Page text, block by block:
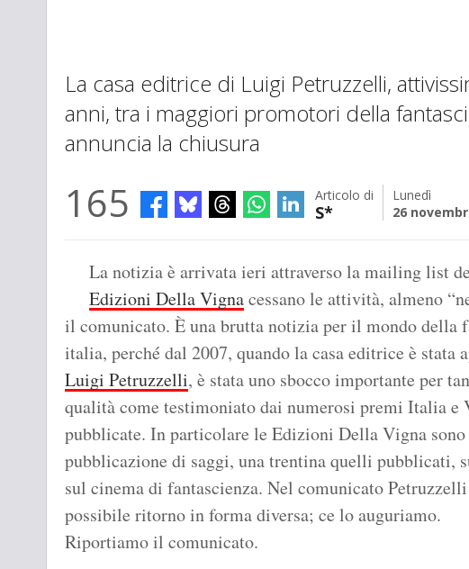
La casa editrice di Luigi Petruzzelli,
anni, tra i maggiori promotori della
annuncia la chiusura
165 Articolo di
S*
Lunedì
26
La notizia è arrivata ieri attraverso la mailing list
Edizioni Della Vignacessano le attività, almeno
il comunicato. È una brutta notizia per il mondo della
italia, perché dal 2007, quando la casa editrice è stata
Luigi Petruzzelli, è stata uno sbocco importante per
qualità come testimoniato dai numerosi premi Italia e
pubblicate. In particolare le Edizioni Della Vigna
pubblicazione di saggi, una trentina quelli pubblicati,
sul cinema di fantascienza. Nel comunicato
possibile ritorno in forma diversa; ce lo auguriamo.
Riportiamo il comunicato.